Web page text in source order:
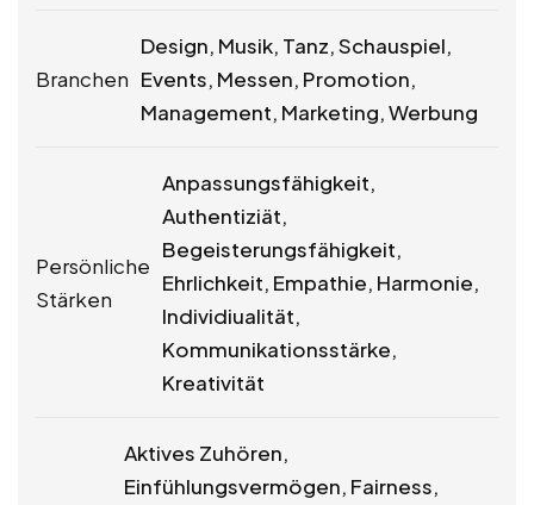
Branchen
Design, Musik, Tanz, Schauspiel,
Events, Messen, Promotion,
Management, Marketing, Werbung
Persönliche
Stärken
Anpassungsfähigkeit,
Authentiziät,
Begeisterungsfähigkeit,
Ehrlichkeit, Empathie, Harmonie,
Individiualität,
Kommunikationsstärke,
Kreativität
Aktives Zuhören,
Einfühlungsvermögen, Fairness,